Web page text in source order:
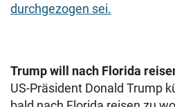
durchgezogen sei.
Trump will nach Florida
US-Präsident Donald Trump